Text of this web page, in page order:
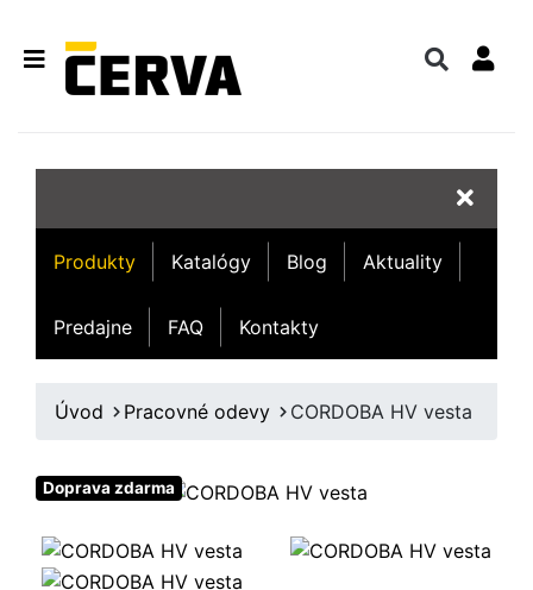
Produkty Katalógy Blog Aktuality
Predajne FAQ Kontakty
Úvod Pracovné odevy CORDOBA HV vesta
Doprava zdarma